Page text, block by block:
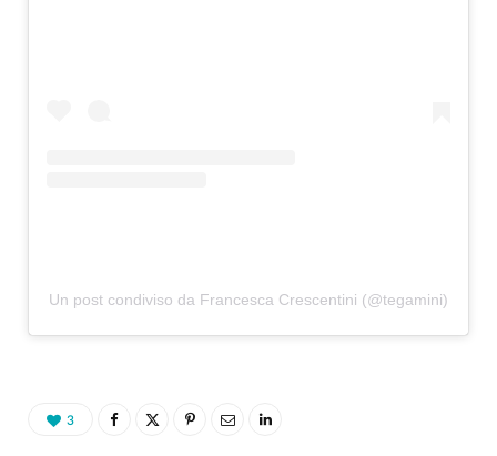
Un post condiviso da Francesca Crescentini (@tegamini)
3